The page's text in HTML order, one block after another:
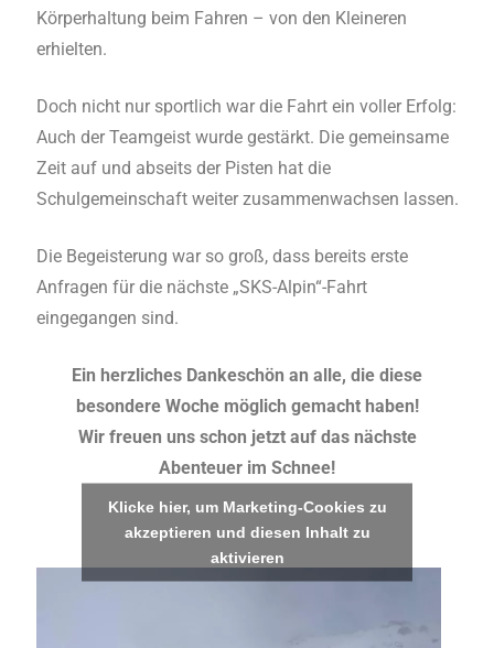
Körperhaltung beim Fahren – von den Kleineren
erhielten.
Doch nicht nur sportlich war die Fahrt ein voller Erfolg:
Auch der Teamgeist wurde gestärkt. Die gemeinsame
Zeit auf und abseits der Pisten hat die
Schulgemeinschaft weiter zusammenwachsen lassen.
Die Begeisterung war so groß, dass bereits erste
Anfragen für die nächste „SKS-Alpin“-Fahrt
eingegangen sind.
Ein herzliches Dankeschön an alle, die diese
besondere Woche möglich gemacht haben!
Wir freuen uns schon jetzt auf das nächste
Abenteuer im Schnee!
Klicke hier, um Marketing-Cookies zu
akzeptieren und diesen Inhalt zu
aktivieren